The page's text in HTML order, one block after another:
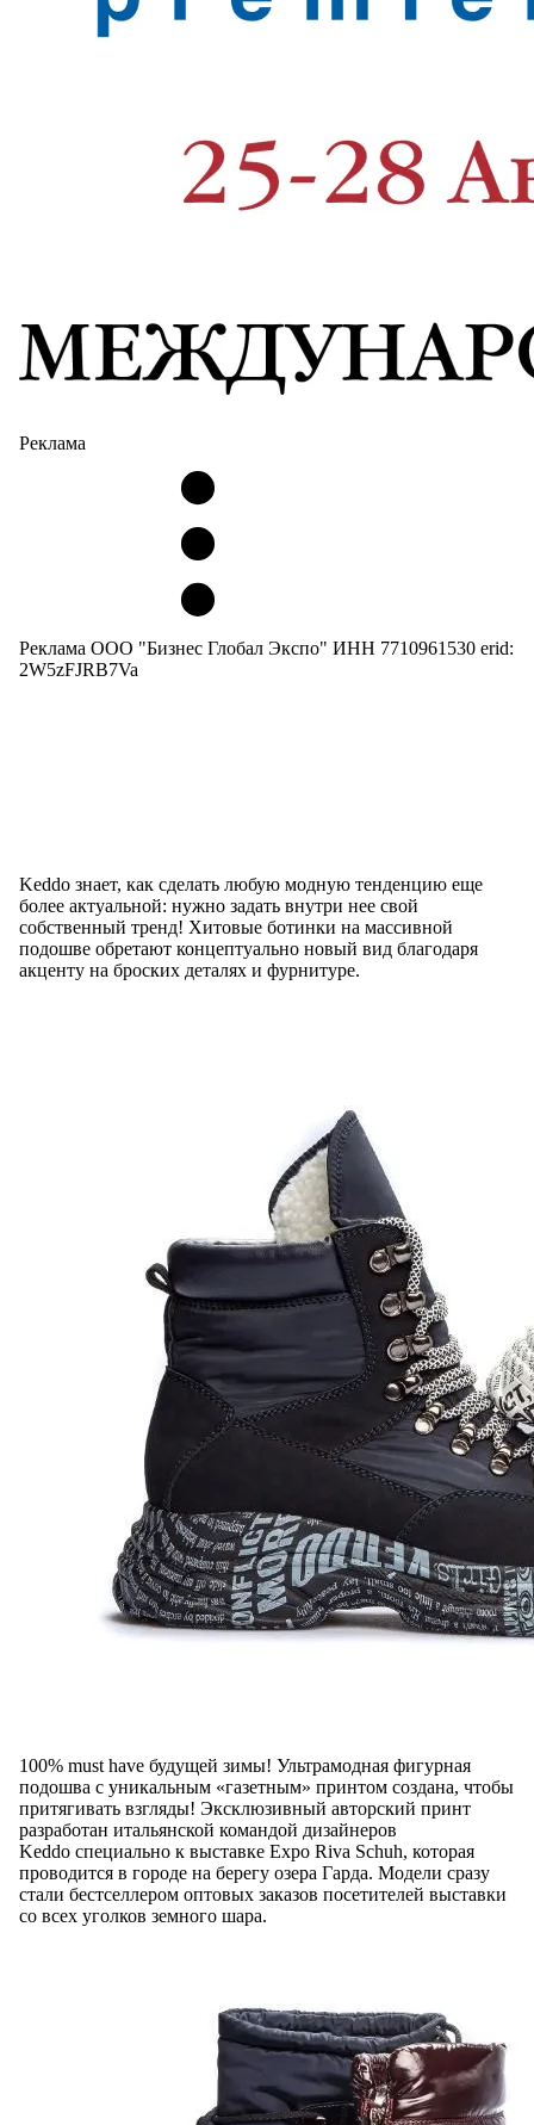
Реклама
Реклама ООО "Бизнес Глобал Экспо" ИНН 7710961530 erid:
2W5zFJRB7Va
Keddo знает, как сделать любую модную тенденцию еще
более актуальной: нужно задать внутри нее свой
собственный тренд! Хитовые ботинки на массивной
подошве обретают концептуально новый вид благодаря
акценту на броских деталях и фурнитуре.
100% must have будущей зимы! Ультрамодная фигурная
подошва с уникальным «газетным» принтом создана, чтобы
притягивать взгляды! Эксклюзивный авторский принт
разработан итальянской командой дизайнеров
Keddo специально к выставке Expo Riva Schuh, которая
проводится в городе на берегу озера Гарда. Модели сразу
стали бестселлером оптовых заказов посетителей выставки
со всех уголков земного шара.